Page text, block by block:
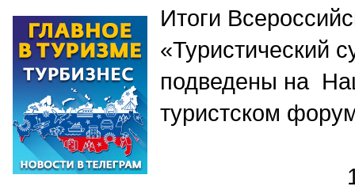
Итоги
«Туристический
подведены на
туристском